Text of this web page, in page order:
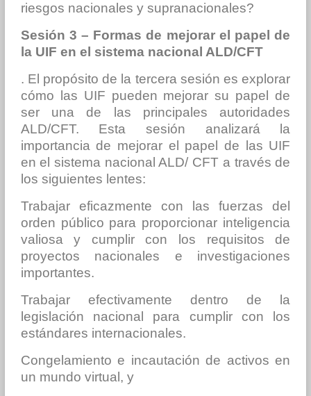
riesgos nacionales y supranacionales?
Sesión 3 – Formas de mejorar el papel de
la UIF en el sistema nacional ALD/CFT
. El propósito de la tercera sesión es explorar
cómo las UIF pueden mejorar su papel de
ser una de las principales autoridades
ALD/CFT. Esta sesión analizará la
importancia de mejorar el papel de las UIF
en el sistema nacional ALD/ CFT a través de
los siguientes lentes:
Trabajar eficazmente con las fuerzas del
orden público para proporcionar inteligencia
valiosa y cumplir con los requisitos de
proyectos nacionales e investigaciones
importantes.
Trabajar efectivamente dentro de la
legislación nacional para cumplir con los
estándares internacionales.
Congelamiento e incautación de activos en
un mundo virtual, y